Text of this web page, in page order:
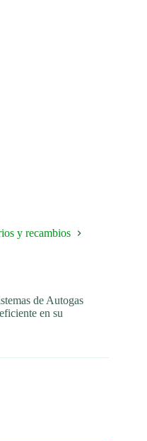
y recambios
de Autogas
en su